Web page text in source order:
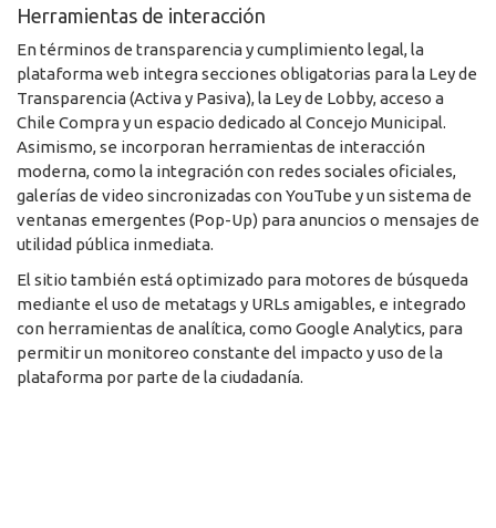
Herramientas de interacción
En términos de transparencia y cumplimiento legal, la
plataforma web integra secciones obligatorias para la Ley de
Transparencia (Activa y Pasiva), la Ley de Lobby, acceso a
Chile Compra y un espacio dedicado al Concejo Municipal.
Asimismo, se incorporan herramientas de interacción
moderna, como la integración con redes sociales oficiales,
galerías de video sincronizadas con YouTube y un sistema de
ventanas emergentes (Pop-Up) para anuncios o mensajes de
utilidad pública inmediata.
El sitio también está optimizado para motores de búsqueda
mediante el uso de metatags y URLs amigables, e integrado
con herramientas de analítica, como Google Analytics, para
permitir un monitoreo constante del impacto y uso de la
plataforma por parte de la ciudadanía.